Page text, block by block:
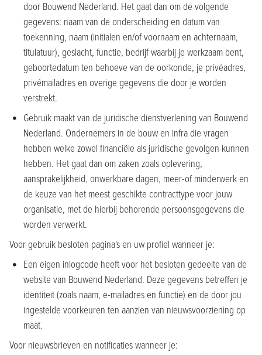
door Bouwend Nederland. Het gaat dan om de volgende
gegevens: naam van de onderscheiding en datum van
toekenning, naam (initialen en/of voornaam en achternaam,
titulatuur), geslacht, functie, bedrijf waarbij je werkzaam bent,
geboortedatum ten behoeve van de oorkonde, je privéadres,
privémailadres en overige gegevens die door je worden
verstrekt.
Gebruik maakt van de juridische dienstverlening van Bouwend
Nederland. Ondernemers in de bouw en infra die vragen
hebben welke zowel financiële als juridische gevolgen kunnen
hebben. Het gaat dan om zaken zoals oplevering,
aansprakelijkheid, onwerkbare dagen, meer-of minderwerk en
de keuze van het meest geschikte contracttype voor jouw
organisatie, met de hierbij behorende persoonsgegevens die
worden verwerkt.
Voor gebruik besloten pagina's en uw profiel wanneer je:
Een eigen inlogcode heeft voor het besloten gedeelte van de
website van Bouwend Nederland. Deze gegevens betreffen je
identiteit (zoals naam, e-mailadres en functie) en de door jou
ingestelde voorkeuren ten aanzien van nieuwsvoorziening op
maat.
Voor nieuwsbrieven en notificaties wanneer je: